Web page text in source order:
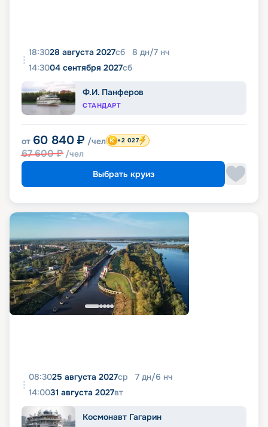
18:3028 августа 2027сб 8 дн/7 нч
14:3004 сентября 2027сб
Ф.И. Панферов
СТАНДАРТ
от 60 840 ₽ /чел
67 600₽ /чел
+2 027
Выбрать круиз
08:3025 августа 2027ср 7 дн/6 нч
14:0031 августа 2027вт
Космонавт Гагарин